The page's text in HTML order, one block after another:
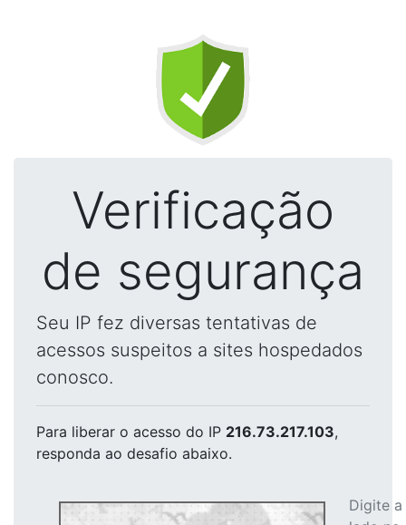
Verificação
de segurança
Seu IP fez diversas tentativas de
acessos suspeitos a sites hospedados
conosco.
Para liberar o acesso do IP 216.73.217.103,
responda ao desafio abaixo.
Digite